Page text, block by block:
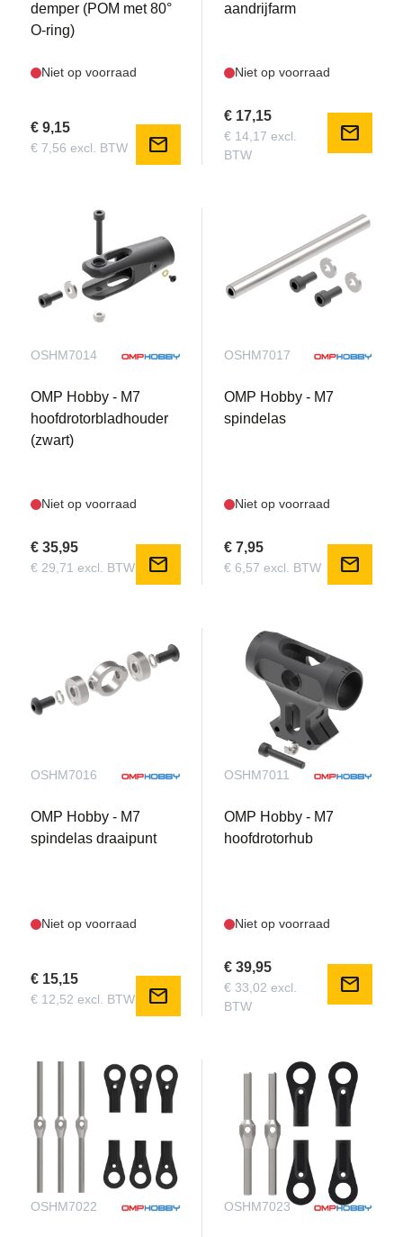
demper (POM met 80°
O-ring)
Niet op voorraad
€ 9,15
€ 7,56 excl. BTW mail
aandrijfarm
Niet op voorraad
€ 17,15
€ 14,17 excl.
BTW
mail
OSHM7014
OMP Hobby - M7
hoofdrotorbladhouder
(zwart)
Niet op voorraad
€ 35,95
€ 29,71 excl. BTW mail
OSHM7017
OMP Hobby - M7
spindelas
Niet op voorraad
€ 7,95
€ 6,57 excl. BTW mail
OSHM7016
OMP Hobby - M7
spindelas draaipunt
Niet op voorraad
€ 15,15
€ 12,52 excl. BTW mail
OSHM7011
OMP Hobby - M7
hoofdrotorhub
Niet op voorraad
€ 39,95
€ 33,02 excl.
BTW
mail
OSHM7022 OSHM7023